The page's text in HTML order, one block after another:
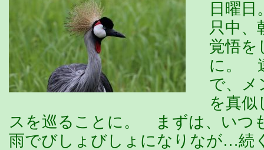
日曜
只中、
覚悟を
に。
で、メ
を真似
スを巡ることに。 まずは、いつ
雨でびしょびしょになりなが…続